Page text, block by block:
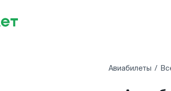
Авиабилеты